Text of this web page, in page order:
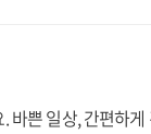
쁜 일상, 간편하